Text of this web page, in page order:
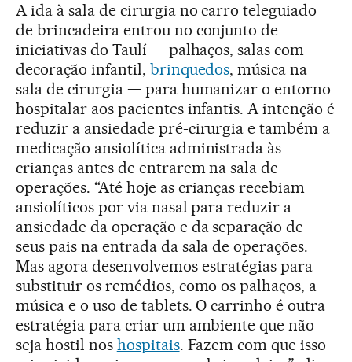
A ida à sala de cirurgia no carro teleguiado
de brincadeira entrou no conjunto de
iniciativas do Taulí — palhaços, salas com
decoração infantil, brinquedos, música na
sala de cirurgia — para humanizar o entorno
hospitalar aos pacientes infantis. A intenção é
reduzir a ansiedade pré-cirurgia e também a
medicação ansiolítica administrada às
crianças antes de entrarem na sala de
operações. “Até hoje as crianças recebiam
ansiolíticos por via nasal para reduzir a
ansiedade da operação e da separação de
seus pais na entrada da sala de operações.
Mas agora desenvolvemos estratégias para
substituir os remédios, como os palhaços, a
música e o uso de tablets. O carrinho é outra
estratégia para criar um ambiente que não
seja hostil nos hospitais. Fazem com que isso